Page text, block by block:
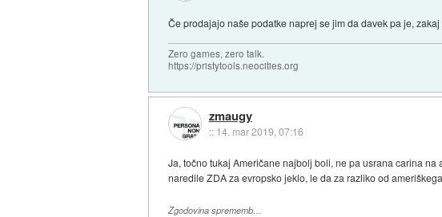
Če prodajajo naše podatke naprej se jim da davek pa je, zakaj
Zero games, zero talk.
https://pristytools.neocities.org
zmaugy
:: 14. mar 2019, 07:16
Ja, točno tukaj Američane najbolj boli, ne pa usrana carina
naredile ZDA za evropsko jeklo, le da za razliko od
Zgodovina sprememb…